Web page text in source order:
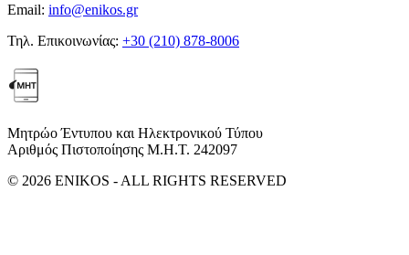
Email: info@enikos.gr
Τηλ. Επικοινωνίας: +30 (210) 878-8006
Μητρώο Έντυπου και Ηλεκτρονικού Τύπου
Αριθμός Πιστοποίησης Μ.Η.Τ. 242097
© 2026 ENIKOS - ALL RIGHTS RESERVED